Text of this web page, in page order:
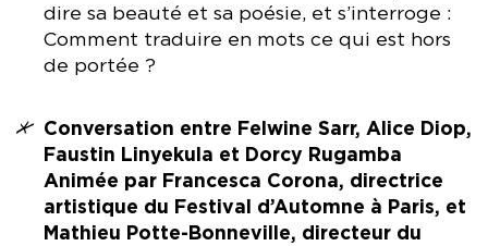
dire sa beauté et sa poésie, et s’interroge :
Comment traduire en mots ce qui est hors
de portée ?
Conversation entre Felwine Sarr, Alice Diop,
Faustin Linyekula et Dorcy Rugamba
Animée par Francesca Corona, directrice
artistique du Festival d’Automne à Paris, et
Mathieu Potte-Bonneville, directeur du